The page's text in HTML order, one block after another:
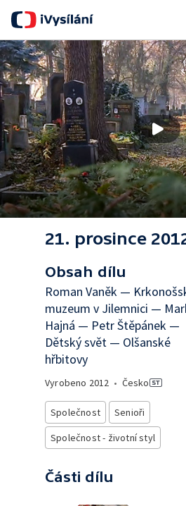
21. prosince
Obsah dílu
Roman Vaněk —
muzeum v Jilemnici —
Hajná — Petr Štěpánek —
Dětský svět — Olšanské
hřbitovy
Vyrobeno 2012 • Česko
Společnost
Senioři
Společnost - životní styl
Části dílu